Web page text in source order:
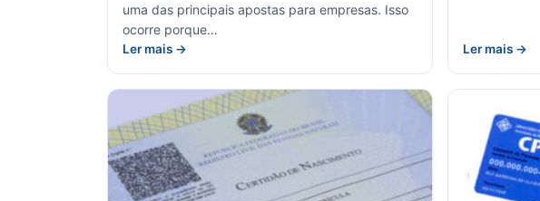
uma das principais apostas para empresas. Isso
ocorre porque…
Ler mais → Ler mais →